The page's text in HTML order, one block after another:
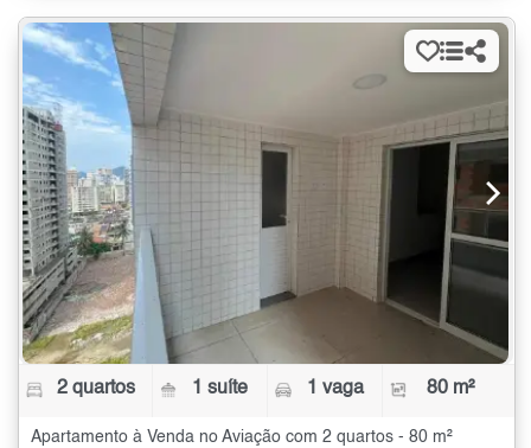
2 quartos 1 suíte 1 vaga 80 m²
Apartamento à Venda no Aviação com 2 quartos - 80 m²